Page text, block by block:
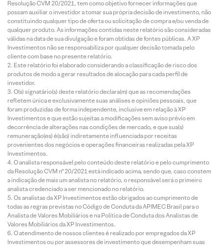
Resolução CVM 20/2021, tem como objetivo fornecer informações que
possam auxiliar o investidor a tomar sua própria decisão de investimento, não
constituindo qualquer tipo de oferta ou solicitação de compra e/ou venda de
qualquer produto. As informações contidas neste relatório são consideradas
válidas na data de sua divulgação e foram obtidas de fontes públicas. A XP
Investimentos não se responsabiliza por qualquer decisão tomada pelo
cliente com base no presente relatório.
Este relatório foi elaborado considerando a classificação de risco dos
produtos de modo a gerar resultados de alocação para cada perfil de
investidor.
O(s) signatário(s) deste relatório declara(m) que as recomendações
refletem única e exclusivamente suas análises e opiniões pessoais, que
foram produzidas de forma independente, inclusive em relação à XP
Investimentos e que estão sujeitas a modificações sem aviso prévio em
decorrência de alterações nas condições de mercado, e que sua(s)
remuneração(es) é(são) indiretamente influenciada por receitas
provenientes dos negócios e operações financeiras realizadas pela XP
Investimentos.
O analista responsável pelo conteúdo deste relatório e pelo cumprimento
da Resolução CVM nº 20/2021 está indicado acima, sendo que, caso constem
a indicação de mais um analista no relatório, o responsável será o primeiro
analista credenciado a ser mencionado no relatório.
Os analistas da XP Investimentos estão obrigados ao cumprimento de
todas as regras previstas no Código de Conduta da APIMEC Brasil para o
Analista de Valores Mobiliários e na Política de Conduta dos Analistas de
Valores Mobiliários da XP Investimentos.
O atendimento de nossos clientes é realizado por empregados da XP
Investimentos ou por assessores de investimento que desempenham suas